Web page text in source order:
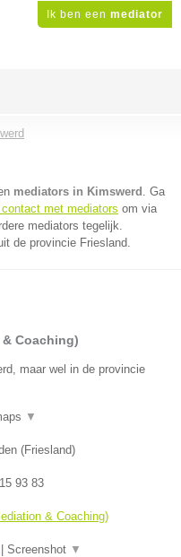
Ik ben een mediator
mediators in Kimswerd . Ga
met mediators om via
mediators tegelijk.
de provincie Friesland.
Coaching)
maar wel in de provincie
▼
(Friesland)
93 83
& Coaching)
Screenshot ▼